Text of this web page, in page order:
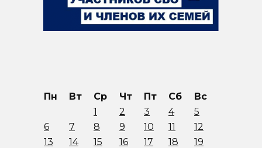
Пн Вт Ср Чт Пт Сб
Вс
1
2 3 4
5
6
7 8 9 10 11
12
13
14 15 16 17 18
19